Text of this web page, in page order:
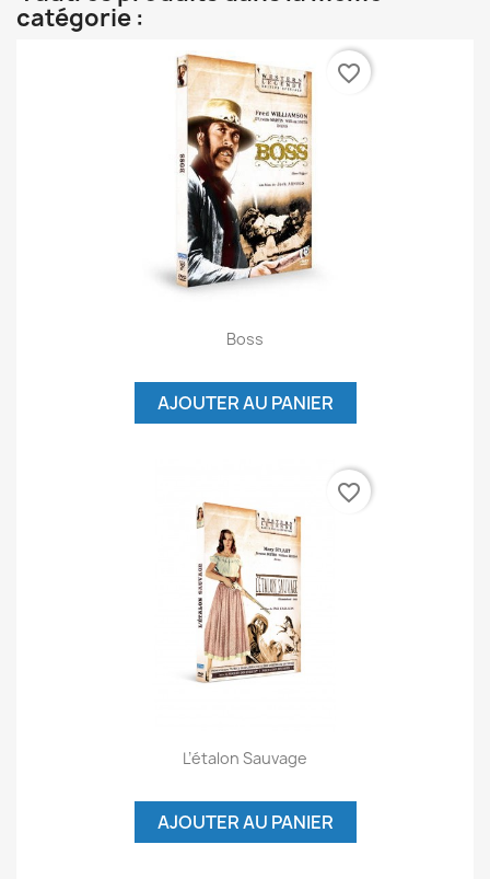
catégorie :
Boss
AJOUTER AU PANIER
favorite_border
L’étalon Sauvage
AJOUTER AU PANIER
favorite_border